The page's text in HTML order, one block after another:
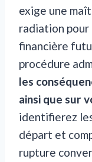
exige une
radiation
financière
procédure
les
ainsi que sur
identifierez
départ et
rupture